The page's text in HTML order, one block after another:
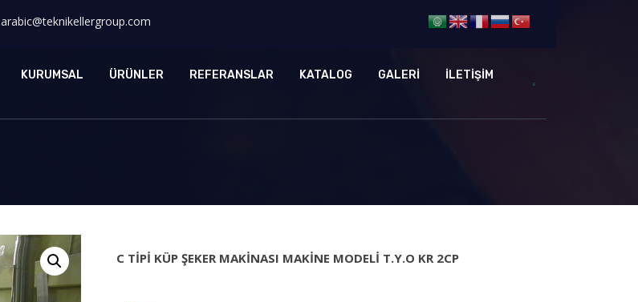
arabic@teknikellergroup.com
KURUMSAL ÜRÜNLER REFERANSLAR KATALOG GALERİ İLETİŞİM
C TİPİ KÜP ŞEKER MAKİNASI MAKİNE MODELİ T.Y.O KR 2CP